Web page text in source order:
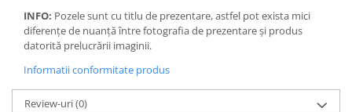
INFO: Pozele sunt cu titlu de prezentare, astfel pot exista mici
diferențe de nuanță între fotografia de prezentare și produs
datorită prelucrării imaginii.
Informatii conformitate produs
Review-uri(0)